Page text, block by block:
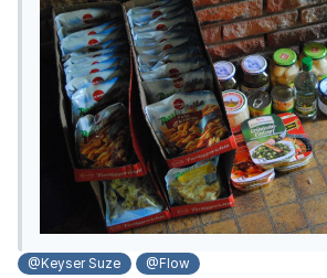
@Keyser Suze @Flow